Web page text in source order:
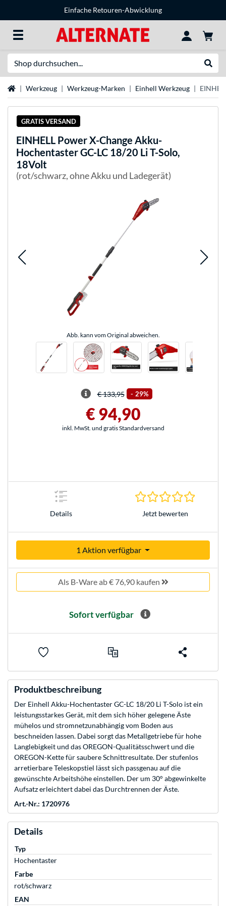
Einfache Retouren-Abwicklung
StartseiteWerkzeug Werkzeug-Marken Einhell Werkzeug
GRATIS VERSAND
EINHELL Power X-Change Akku-
Hochentaster GC-LC 18/20 Li T-Solo,
18Volt
(rot/schwarz, ohne Akku und Ladegerät)
Abb. kann vom Original abweichen.
€ 133,95 - 29%
€ 94,90
inkl. MwSt. und gratis Standardversand
Details Jetzt bewerten
1 Aktion verfügbar
Als B-Ware ab € 76,90 kaufen
Sofort verfügbar
Produktbeschreibung
Der Einhell Akku-Hochentaster GC-LC 18/20 Li T-Solo ist ein
leistungsstarkes Gerät, mit dem sich höher gelegene Äste
mühelos und stromnetzunabhängig vom Boden aus
beschneiden lassen. Dabei sorgt das Metallgetriebe für hohe
Langlebigkeit und das OREGON-Qualitätsschwert und die
OREGON-Kette für saubere Schnittresultate. Der stufenlos
arretierbare Teleskopstiel lässt sich passgenau auf die
gewünschte Arbeitshöhe einstellen. Der um 30° abgewinkelte
Aufsatz erleichtert dabei das Durchtrennen der Äste.
Art.-Nr.: 1720976
Details
Typ
Hochentaster
Farbe
rot/schwarz
EAN